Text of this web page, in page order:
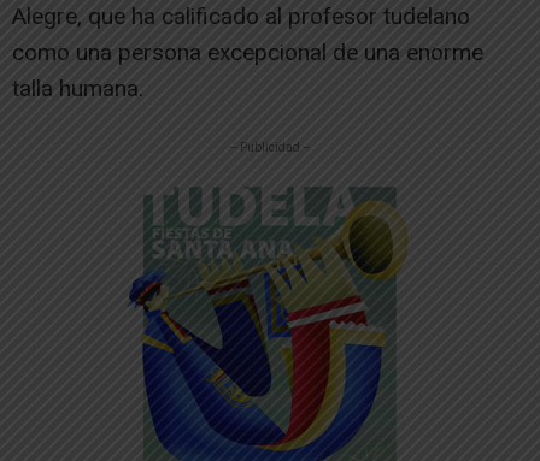
Alegre, que ha calificado al profesor tudelano
como una persona excepcional de una enorme
talla humana.
-- Publicidad --